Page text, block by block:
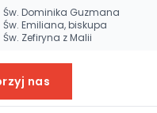
Św. Dominika Guzmana
Św. Emiliana, biskupa
Św. Zefiryna z Malii
nas